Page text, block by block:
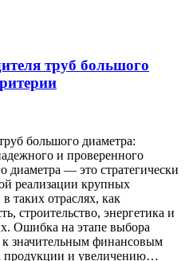
труб большого
большого диаметра:
и проверенного
диаметра — это стратегически
реализации крупных
таких отраслях, как
строительство, энергетика и
Ошибка на этапе выбора
значительным финансовым
продукции и увеличению…